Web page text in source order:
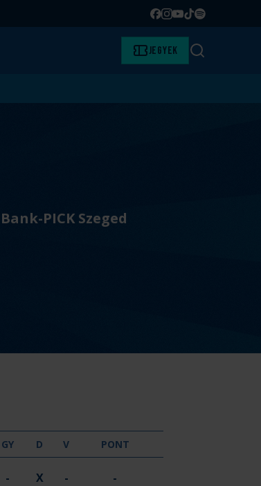
Facebook
Instagram
YouTube
TikTok
Spotify
Jegyek Keresés
PICK Szeged
GYŐZELEM
GY DÖNTETLEN
D VERESÉG
V PONT
- X - -